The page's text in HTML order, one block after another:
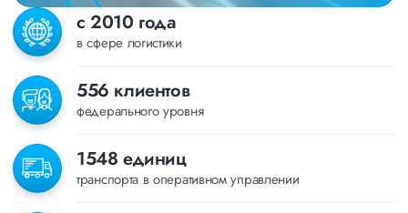
с 2010 года
в сфере логистики
556 клиентов
федерального уровня
1548 единиц
транспорта в оперативном управлении